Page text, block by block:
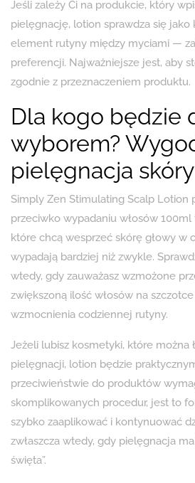
Jeśli zależy Ci na produkcie, który
pielęgnację, lotion sprawdza się
element rutyny między myciami —
preferencji. Najważniejsze jest, aby
zgodnie z przeznaczeniem produktu.
Dla kogo będzie
wyborem?
pielęgnacja
Simply Zen Stimulating Scalp Lotion
przeciwko wypadaniu włosów
które chcą wesprzeć skórę głowy w
wypadają bardziej niż zwykle.
wtedy, gdy zauważasz wzmożone
zwiększoną ilość włosów na
wzmocnienia codziennej rutyny.
Jeżeli lubisz kosmetyki, które można
pielęgnacji, lotion będzie
przeciwieństwie do produktów
skomplikowanych procedur, jest to
szybko zaaplikować i kontynuować
zwłaszcza wtedy, gdy pielęgnacja
święta”.